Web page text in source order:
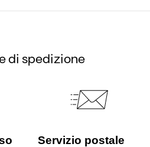
di spedizione
Servizio postale